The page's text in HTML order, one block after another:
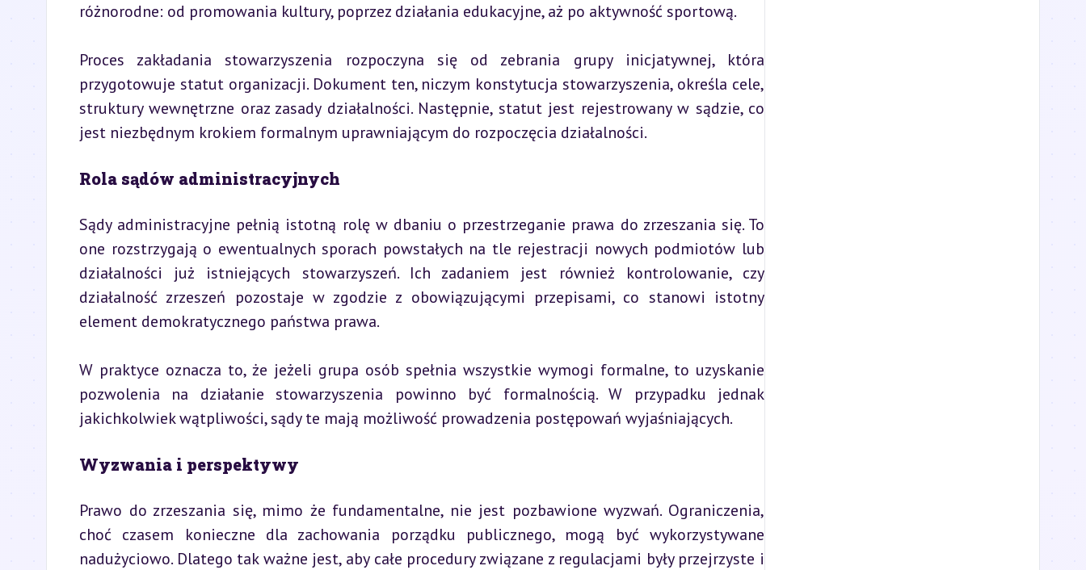
różnorodne: od promowania kultury, poprzez działania edukacyjne, aż po aktywność sportową.
Proces zakładania stowarzyszenia rozpoczyna się od zebrania grupy inicjatywnej, która
przygotowuje statut organizacji. Dokument ten, niczym konstytucja stowarzyszenia, określa cele,
struktury wewnętrzne oraz zasady działalności. Następnie, statut jest rejestrowany w sądzie, co
jest niezbędnym krokiem formalnym uprawniającym do rozpoczęcia działalności.
Rola sądów administracyjnych
Sądy administracyjne pełnią istotną rolę w dbaniu o przestrzeganie prawa do zrzeszania się. To
one rozstrzygają o ewentualnych sporach powstałych na tle rejestracji nowych podmiotów lub
działalności już istniejących stowarzyszeń. Ich zadaniem jest również kontrolowanie, czy
działalność zrzeszeń pozostaje w zgodzie z obowiązującymi przepisami, co stanowi istotny
element demokratycznego państwa prawa.
W praktyce oznacza to, że jeżeli grupa osób spełnia wszystkie wymogi formalne, to uzyskanie
pozwolenia na działanie stowarzyszenia powinno być formalnością. W przypadku jednak
jakichkolwiek wątpliwości, sądy te mają możliwość prowadzenia postępowań wyjaśniających.
Wyzwania i perspektywy
Prawo do zrzeszania się, mimo że fundamentalne, nie jest pozbawione wyzwań. Ograniczenia,
choć czasem konieczne dla zachowania porządku publicznego, mogą być wykorzystywane
nadużyciowo. Dlatego tak ważne jest, aby całe procedury związane z regulacjami były przejrzyste i